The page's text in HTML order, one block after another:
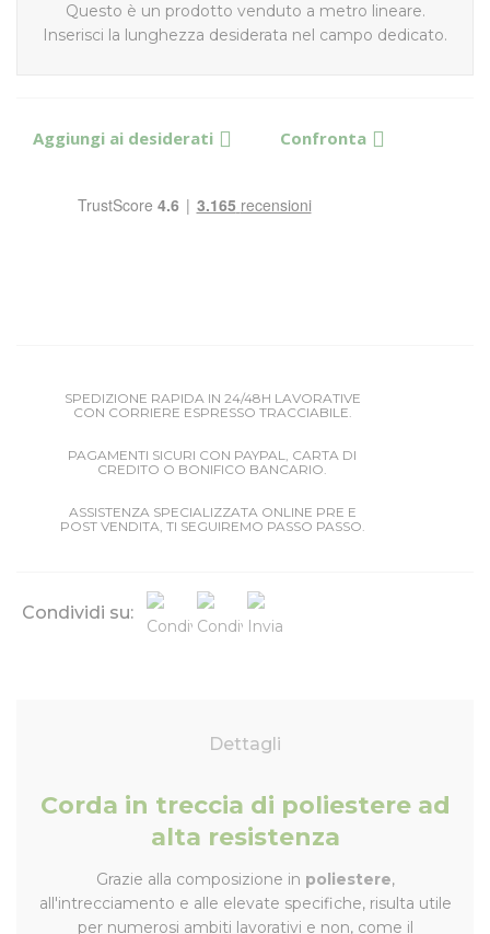
Questo è un prodotto venduto a metro lineare.
Inserisci la lunghezza desiderata nel campo dedicato.
Aggiungi ai desiderati Confronta
SPEDIZIONE RAPIDA IN 24/48H LAVORATIVE
CON CORRIERE ESPRESSO TRACCIABILE.
PAGAMENTI SICURI CON PAYPAL, CARTA DI
CREDITO O BONIFICO BANCARIO.
ASSISTENZA SPECIALIZZATA ONLINE PRE E
POST VENDITA, TI SEGUIREMO PASSO PASSO.
Condividi su:
Dettagli
Corda in treccia di poliestere ad
alta resistenza
Grazie alla composizione in poliestere,
all'intrecciamento e alle elevate specifiche, risulta utile
per numerosi ambiti lavorativi e non, come il